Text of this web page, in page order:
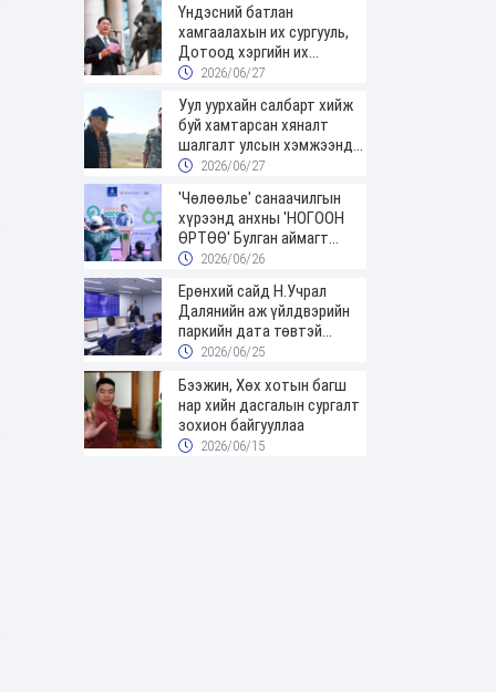
Үндэсний батлан
хамгаалахын их сургууль,
Дотоод хэргийн их
сургуулийн төгсөгчид
авлаа
2026/06/27
Уул уурхайн салбарт хийж
буй хамтарсан хяналт
шалгалт улсын хэмжээнд
үргэлжилж байна
2026/06/27
'Чөлөөлье' санаачилгын
хүрээнд анхны 'НОГООН
ӨРТӨӨ' Булган аймагт
нээгдлээ
2026/06/26
Ерөнхий сайд Н.Учрал
Далянийн аж үйлдвэрийн
паркийн дата төвтэй
танилцав
2026/06/25
Бээжин, Хөх хотын багш
нар хийн дасгалын сургалт
зохион байгууллаа
2026/06/15